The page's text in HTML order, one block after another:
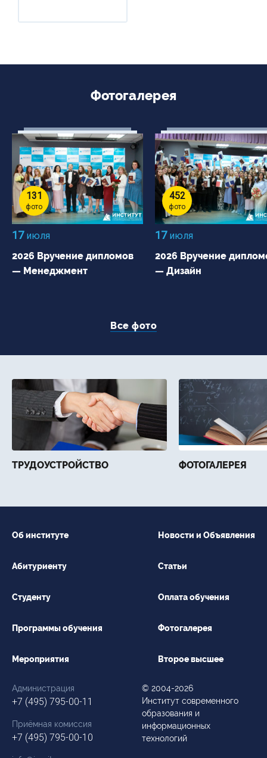
Фотогалерея
131
фото
17июля
2026 Вручение дипломов
— Менеджмент
452
фото
17июля
2026 Вручение
— Дизайн
Все фото
ТРУДОУСТРОЙСТВО ФОТОГАЛЕРЕЯ
Об институте
Абитуриенту
Студенту
Программы обучения
Мероприятия
Новости и Объявления
Статьи
Оплата обучения
Фотогалерея
Второе высшее
Администрация
+7 (495) 795-00-11
Приёмная комиссия
+7 (495) 795-00-10
© 2004-2026
Институт современного
образования и
информационных
технологий